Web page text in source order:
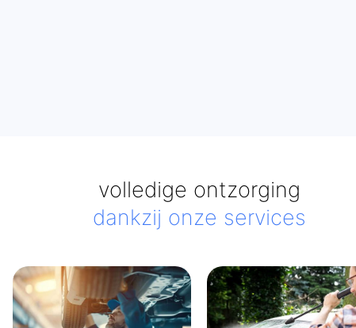
volledige ontzorging
dankzij onze services